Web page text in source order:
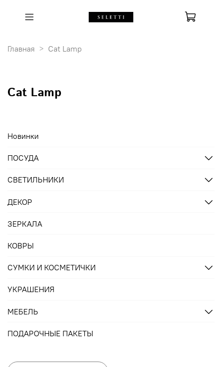
Главная Cat Lamp
Cat Lamp
Новинки
ПОСУДА
СВЕТИЛЬНИКИ
ДЕКОР
ЗЕРКАЛА
КОВРЫ
СУМКИ И КОСМЕТИЧКИ
УКРАШЕНИЯ
МЕБЕЛЬ
ПОДАРОЧНЫЕ ПАКЕТЫ